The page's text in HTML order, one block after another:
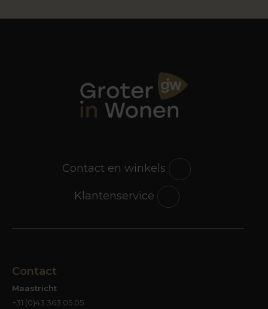
Contact en winkels
Klantenservice
Contact
Maastricht
+31 (0)43 363 05 05